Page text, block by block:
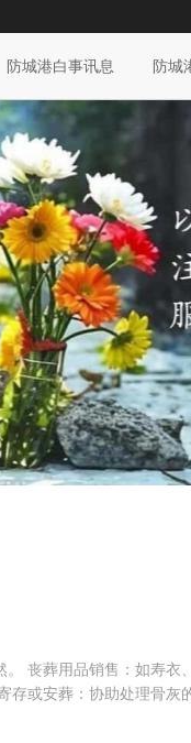
防城港白事讯息 防城
丧葬用品销售：如寿衣
或安葬：协助处理骨灰